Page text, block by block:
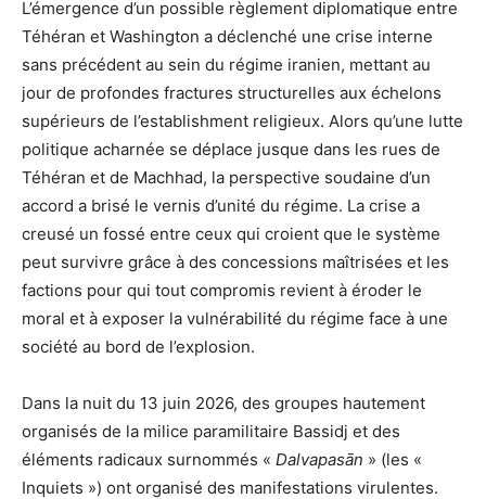
L’émergence d’un possible règlement diplomatique entre
Téhéran et Washington a déclenché une crise interne
sans précédent au sein du régime iranien, mettant au
jour de profondes fractures structurelles aux échelons
supérieurs de l’establishment religieux. Alors qu’une lutte
politique acharnée se déplace jusque dans les rues de
Téhéran et de Machhad, la perspective soudaine d’un
accord a brisé le vernis d’unité du régime. La crise a
creusé un fossé entre ceux qui croient que le système
peut survivre grâce à des concessions maîtrisées et les
factions pour qui tout compromis revient à éroder le
moral et à exposer la vulnérabilité du régime face à une
société au bord de l’explosion.
Dans la nuit du 13 juin 2026, des groupes hautement
organisés de la milice paramilitaire Bassidj et des
éléments radicaux surnommés « Dalvapasān » (les «
Inquiets ») ont organisé des manifestations virulentes.